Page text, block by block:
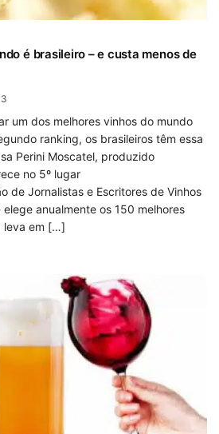
é brasileiro – e custa menos de
um dos melhores vinhos do mundo
ranking, os brasileiros têm essa
Perini Moscatel, produzido
no 5º lugar
de Jornalistas e Escritores de Vinhos
elege anualmente os 150 melhores
leva em […]